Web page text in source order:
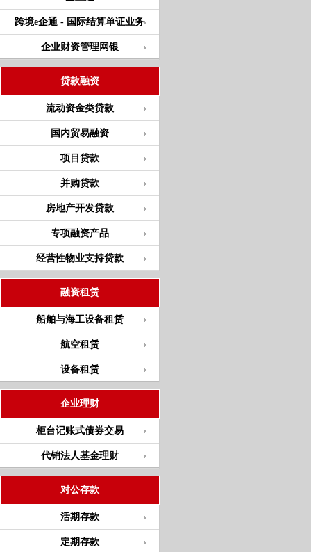
跨境e企通 - 国际结算单证业务
企业财资管理网银
贷款融资
流动资金类贷款
国内贸易融资
项目贷款
并购贷款
房地产开发贷款
专项融资产品
经营性物业支持贷款
融资租赁
船舶与海工设备租赁
航空租赁
设备租赁
企业理财
柜台记账式债券交易
代销法人基金理财
对公存款
活期存款
定期存款